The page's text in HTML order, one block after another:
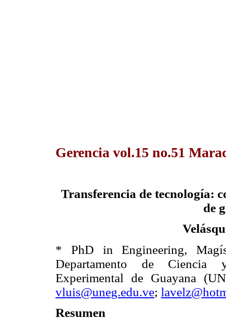
Gerencia vol.15 no.51
Transferencia de tecnología:
de
* PhD in Engineering,
Departamento de Ciencia
Experimental de Guayana
vluis@uneg.edu.ve;
Resumen